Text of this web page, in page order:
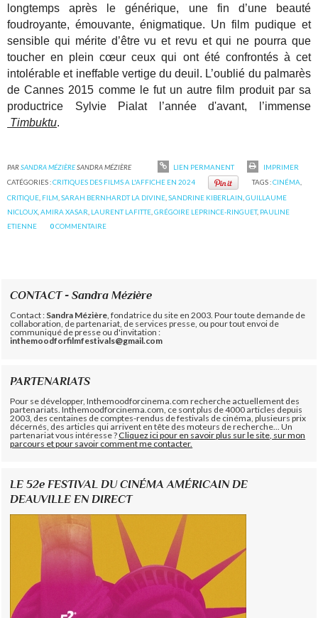
longtemps après le générique, une fin d’une beauté
foudroyante, émouvante, énigmatique. Un film pudique et
sensible qui mérite d’être vu et revu et qui ne pourra que
toucher en plein cœur ceux qui ont été confrontés à cet
intolérable et ineffable vertige du deuil. L’oublié du palmarès
de Cannes 2015 comme le fut un autre film produit par sa
productrice Sylvie Pialat l’année d'avant, l’immense
Timbuktu.
PARSANDRA MÉZIÈRESANDRA MÉZIÈRE LIEN PERMANENT
IMPRIMER
CATÉGORIES :CRITIQUES DES FILMS A L'AFFICHE EN 2024 TAGS :CINÉMA,
CRITIQUE, FILM,SARAH BERNHARDT LA DIVINE,SANDRINE KIBERLAIN,GUILLAUME
NICLOUX,AMIRA XASAR, LAURENT LAFITTE,GRÉGOIRE LEPRINCE-RINGUET, PAULINE
ETIENNE
0COMMENTAIRE
CONTACT - Sandra Mézière
Contact : Sandra Mézière , fondatrice du site en 2003. Pour toute demande de
collaboration, de partenariat, de services presse, ou pour tout envoi de
communiqué de presse ou d'invitation :
inthemoodforfilmfestivals@gmail.com
PARTENARIATS
Pour se développer, Inthemoodforcinema.com recherche actuellement des
partenariats. Inthemoodforcinema.com, ce sont plus de 4000 articles depuis
2003, des centaines de comptes-rendus de festivals de cinéma, plusieurs prix
décernés, des articles qui arrivent en tête des moteurs de recherche... Un
partenariat vous intéresse ?Cliquez ici pour en savoir plus sur le site, sur mon
parcours et pour savoir comment me contacter.
LE 52e FESTIVAL DU CINÉMA AMÉRICAIN DE
DEAUVILLE EN DIRECT